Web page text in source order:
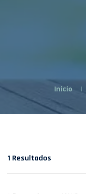
Inicio
1 Resultados